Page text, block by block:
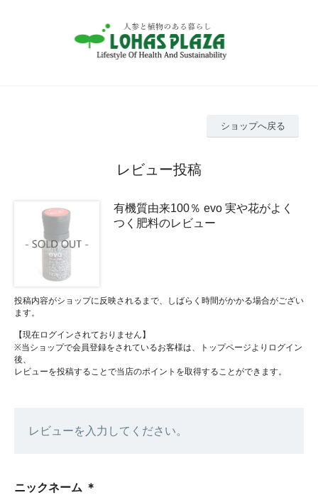
ショップへ戻る
レビュー投稿
有機質由来100％ evo 実や花がよく
つく肥料のレビュー
投稿内容がショップに反映されるまで、しばらく時間がかかる場合がござい
ます。
【現在ログインされておりません】
※当ショップで会員登録をされているお客様は、トップページよりログイン
後、
レビューを投稿することで当店のポイントを取得することができます。
レビューを入力してください。
ニックネーム ＊